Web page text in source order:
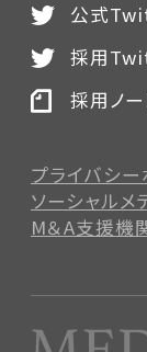
プライバシー
ソーシャルメ
M＆A支援機
公式
採用
採用ノー